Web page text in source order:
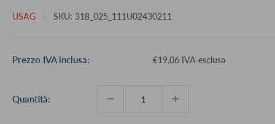
USAG SKU: 318_025_111U02430211
Prezzo IVA inclusa: €19,06 IVA esclusa
Quantità: